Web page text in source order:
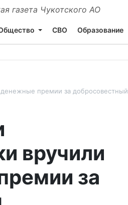
газета Чукотского АО
СВО Образование
премии за добросовестный
вручили
за